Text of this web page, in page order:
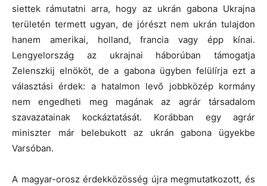
siettek rámutatni arra, hogy az ukrán gabona Ukrajna
területén termett ugyan, de jórészt nem ukrán tulajdon
hanem amerikai, holland, francia vagy épp kínai.
Lengyelország az ukrajnai háborúban támogatja
Zelenszkij elnököt, de a gabona ügyben felülírja ezt a
választási érdek: a hatalmon levő jobbközép kormány
nem engedheti meg magának az agrár társadalom
szavazatainak kockáztatását. Korábban egy agrár
miniszter már belebukott az ukrán gabona ügyekbe
Varsóban.
A magyar-orosz érdekközösség újra megmutatkozott, és